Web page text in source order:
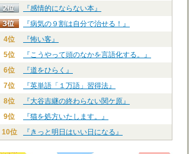
『感情的にならない本』
『病気の９割は自分で治せる！』
4位
『怖い客』
5位
『こうやって頭のなかを言語化する。』
6位
『道をひらく』
7位
『英単語「１万語」習得法』
8位
『大谷吉継の終わらない関ケ原』
9位
『猫を処方いたします。』
10位
『きっと明日はいい日になる』